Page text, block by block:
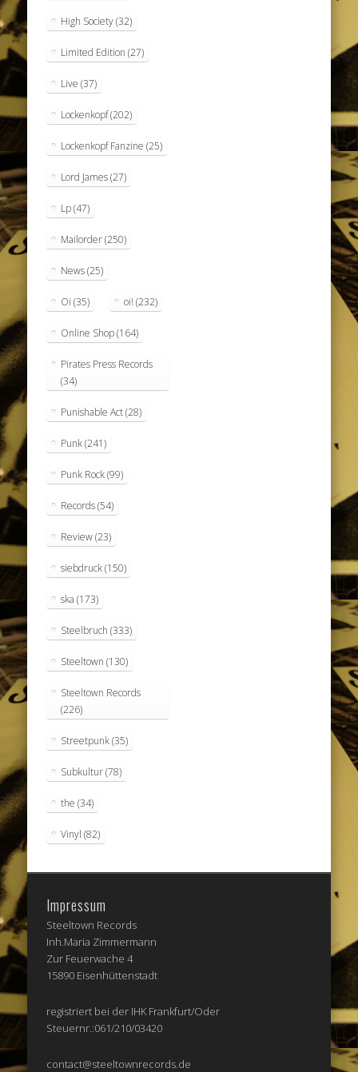
High Society(32)
Limited Edition (27)
Live (37)
Lockenkopf(202)
Lockenkopf Fanzine (25)
Lord James(27)
Lp(47)
Mailorder(250)
News(25)
Oi (35) oi! (232)
Online Shop(164)
Pirates Press Records
(34)
Punishable Act(28)
Punk(241)
Punk Rock(99)
Records(54)
Review(23)
siebdruck(150)
ska (173)
Steelbruch (333)
Steeltown (130)
Steeltown Records
(226)
Streetpunk(35)
Subkultur(78)
the (34)
Vinyl (82)
Impressum
Steeltown Records
Inh.Maria Zimmermann
Zur Feuerwache 4
15890 Eisenhüttenstadt
registriert bei der IHK Frankfurt/Oder
Steuernr.:061/210/03420
contact@steeltownrecords.de